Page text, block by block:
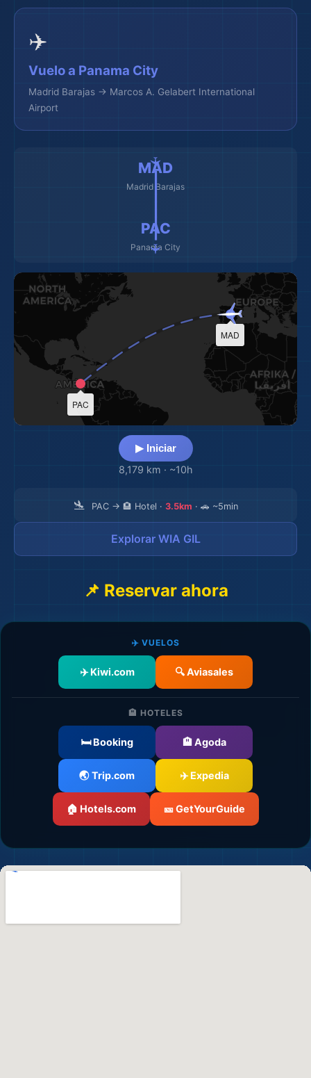
✈️
✈️
Vuelo a Panama City
Madrid Barajas → Marcos A. Gelabert International
Airport
MAD
Madrid Barajas
✈️ ━━━━━━━━━ ✈️
PAC
Panama City
MAD
PAC
▶ Iniciar
8,179 km · ~10h
🛬 PAC → 🏨 Hotel · 3.5km · 🚗 ~5min
Explorar WIA GIL
📌 Reservar ahora
✈️ VUELOS
✈️ Kiwi.com 🔍 Aviasales
🏨 HOTELES
🛏️ Booking 🏨 Agoda
🌏 Trip.com ✈️ Expedia
🏠 Hotels.com 🎫 GetYourGuide